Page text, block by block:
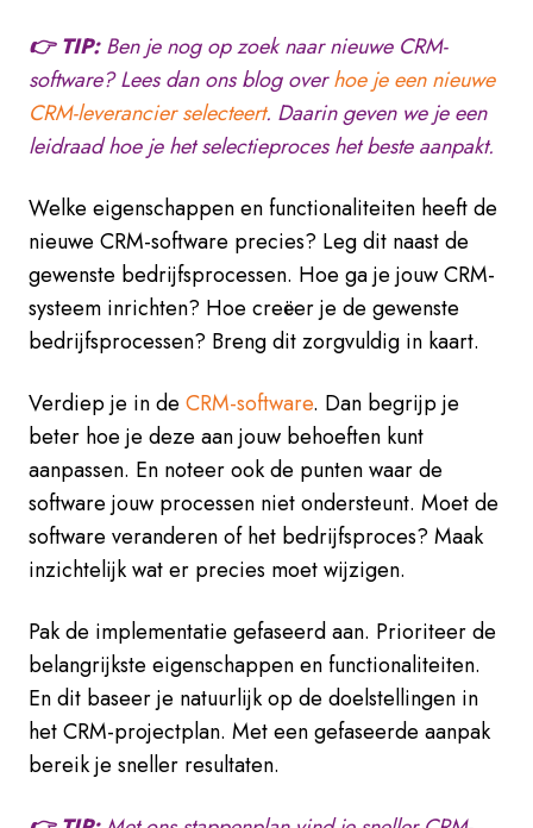
👉 TIP:Ben je nog op zoek naar nieuwe CRM-
software? Lees dan ons blog overhoe je een nieuwe
CRM-leverancier selecteert. Daarin geven we je een
leidraad hoe je het selectieproces het beste aanpakt.
Welke eigenschappen en functionaliteiten heeft de
nieuwe CRM-software precies? Leg dit naast de
gewenste bedrijfsprocessen. Hoe ga je jouw CRM-
systeem inrichten? Hoe creëer je de gewenste
bedrijfsprocessen? Breng dit zorgvuldig in kaart.
Verdiep je in de CRM-software. Dan begrijp je
beter hoe je deze aan jouw behoeften kunt
aanpassen. En noteer ook de punten waar de
software jouw processen niet ondersteunt. Moet de
software veranderen of het bedrijfsproces? Maak
inzichtelijk wat er precies moet wijzigen.
Pak de implementatie gefaseerd aan. Prioriteer de
belangrijkste eigenschappen en functionaliteiten.
En dit baseer je natuurlijk op de doelstellingen in
het CRM-projectplan. Met een gefaseerde aanpak
bereik je sneller resultaten.